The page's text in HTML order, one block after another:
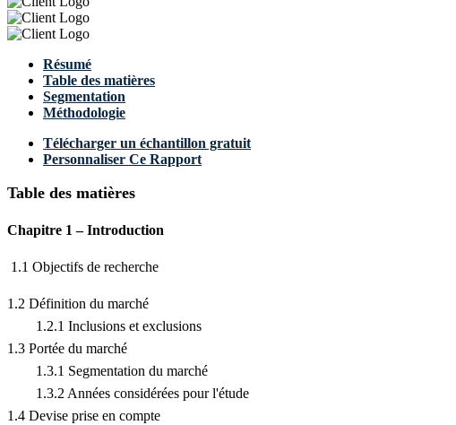
Résumé
Table des matières
Segmentation
Méthodologie
Télécharger un échantillon gratuit
Personnaliser Ce Rapport
Table des matières
Chapitre 1 – Introduction
1.1 Objectifs de recherche
1.2 Définition du marché
1.2.1 Inclusions et exclusions
1.3 Portée du marché
1.3.1 Segmentation du marché
1.3.2 Années considérées pour l'étude
1.4 Devise prise en compte